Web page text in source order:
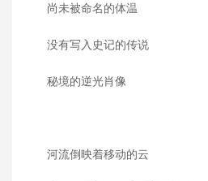
尚未被命名的体温
没有写入史记的传说
秘境的逆光肖像
河流倒映着移动的云